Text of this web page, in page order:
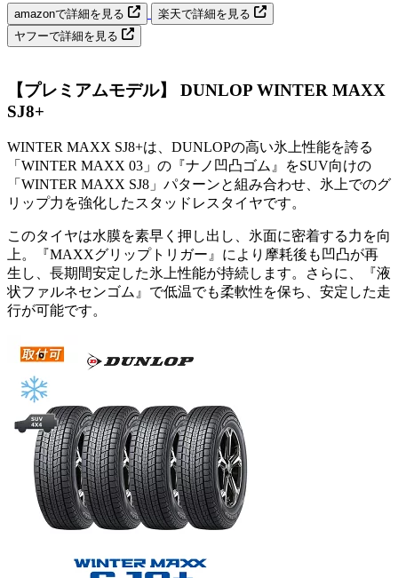
amazonで詳細を見る
楽天で詳細を見る
ヤフーで詳細を見る
【プレミアムモデル】 DUNLOP WINTER MAXX
SJ8+
WINTER MAXX SJ8+は、DUNLOPの高い氷上性能を誇る
「WINTER MAXX 03」の『ナノ凹凸ゴム』をSUV向けの
「WINTER MAXX SJ8」パターンと組み合わせ、氷上でのグ
リップ力を強化したスタッドレスタイヤです。
このタイヤは水膜を素早く押し出し、氷面に密着する力を向
上。『MAXXグリップトリガー』により摩耗後も凹凸が再
生し、長期間安定した氷上性能が持続します。さらに、『液
状ファルネセンゴム』で低温でも柔軟性を保ち、安定した走
行が可能です。